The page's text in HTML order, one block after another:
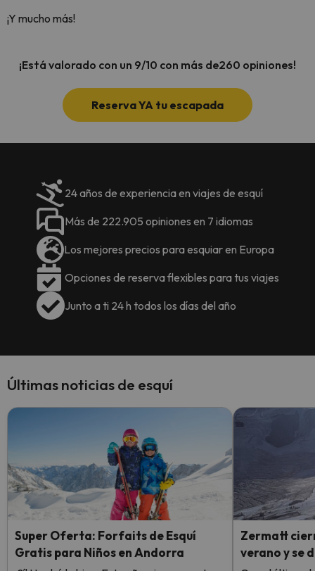
¡Y mucho más!
¡Está valorado con un 9/10 con más de260 opiniones!
Reserva YA tu escapada
24 años de experiencia en viajes de esquí
Más de 222.905 opiniones en 7 idiomas
Los mejores precios para esquiar en Europa
Opciones de reserva flexibles para tus viajes
Junto a ti 24 h todos los días del año
Últimas noticias de esquí
Super Oferta: Forfaits de Esquí
Gratis para Niños en Andorra
Zermatt
verano y se